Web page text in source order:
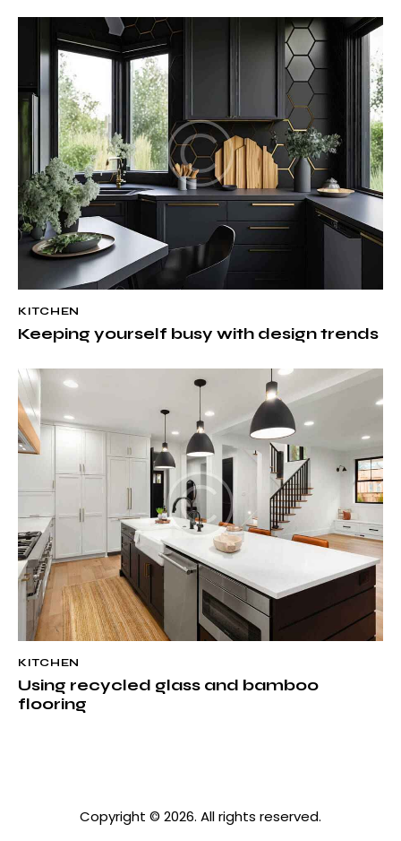
KITCHEN
Keeping yourself busy with design trends
KITCHEN
Using recycled glass and bamboo
flooring
Copyright © 2026. All rights reserved.